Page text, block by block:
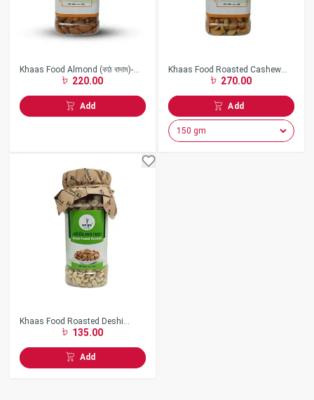
Khaas Food Almond (কাঠ বাদাম)-
220.00
Add
Khaas Food Roasted Cashew
Nuts (নোনা কাজু বাদাম)270.00
Add
Khaas Food Roasted Deshi
Peanut - (250 gm)135.00
Add